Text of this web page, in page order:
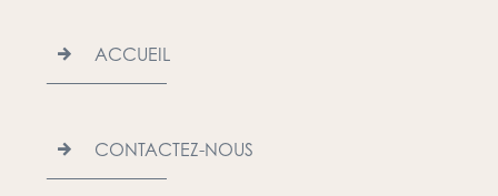
ACCUEIL
CONTACTEZ-NOUS